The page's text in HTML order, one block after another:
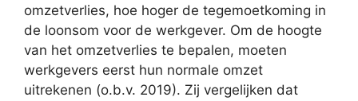
omzetverlies, hoe hoger de tegemoetkoming in
de loonsom voor de werkgever. Om de hoogte
van het omzetverlies te bepalen, moeten
werkgevers eerst hun normale omzet
uitrekenen (o.b.v. 2019). Zij vergelijken dat